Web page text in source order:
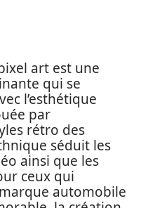
art est une
qui se
l’esthétique
par
rétro des
séduit les
ainsi que les
ceux qui
automobile